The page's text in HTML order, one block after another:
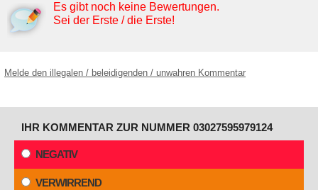
Es gibt noch keine Bewertungen.
Sei der Erste / die Erste!
Melde den illegalen / beleidigenden / unwahren Kommentar
IHR KOMMENTAR ZUR NUMMER 03027595979124
NEGATIV
VERWIRREND